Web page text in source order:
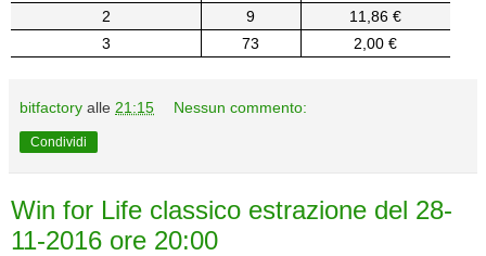
2
9
11,86 €
3
73 2,00 €
bitfactory alle 21:15 Nessun commento:
Condividi
Win for Life classico estrazione del 28-
11-2016 ore 20:00